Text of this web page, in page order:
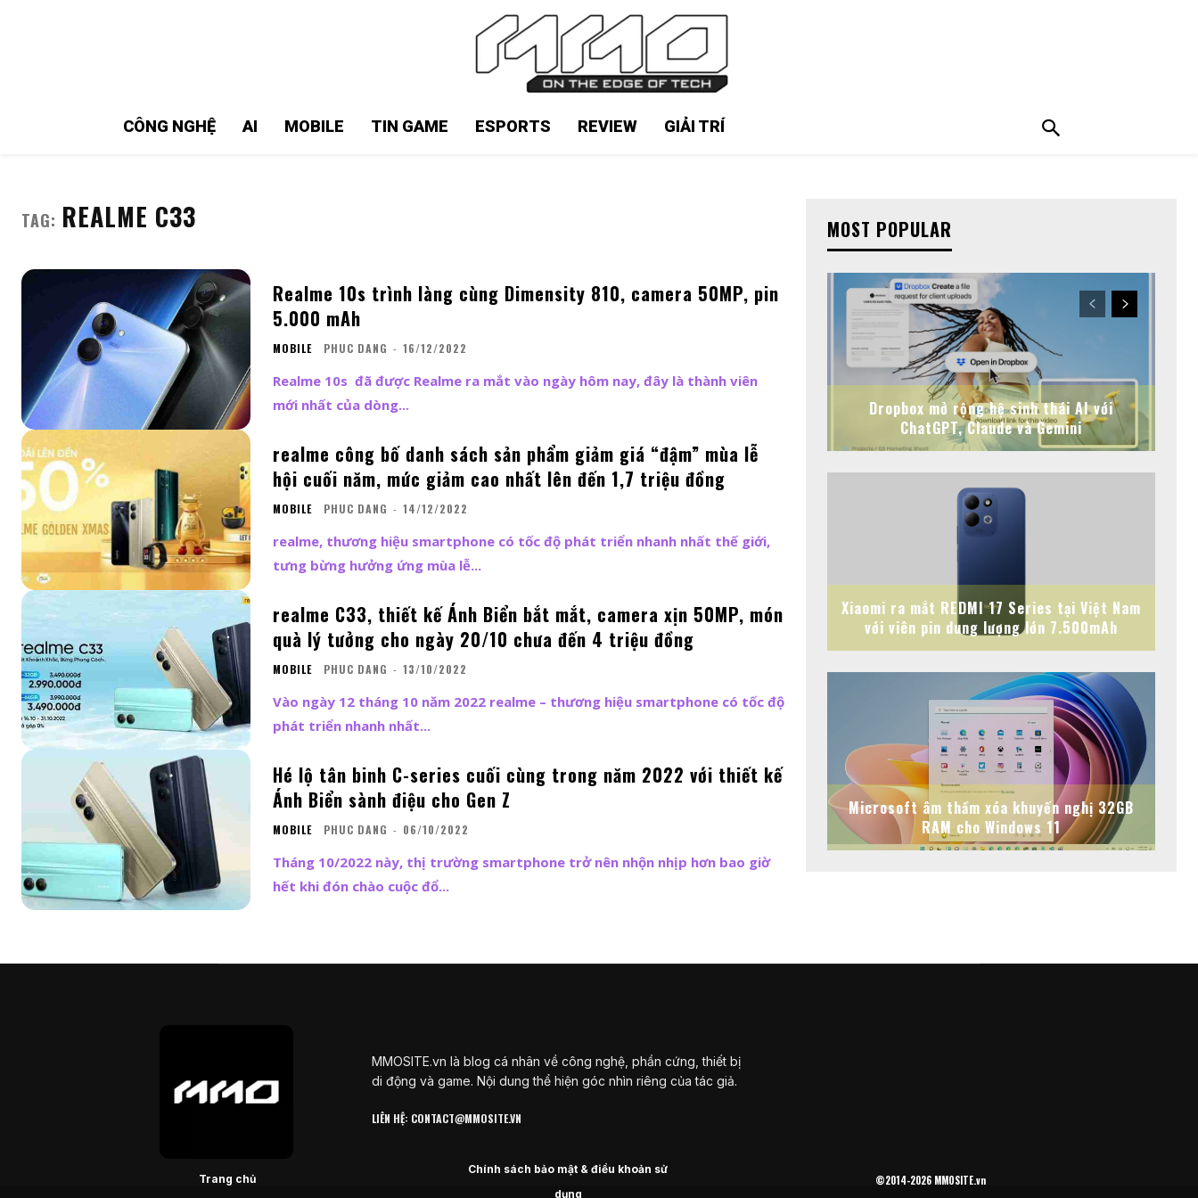
CÔNG NGHỆ AI MOBILE TIN GAME ESPORTS REVIEW GIẢI TRÍ
TAG: REALME C33
Realme 10s trình làng cùng Dimensity 810, camera 50MP, pin
5.000 mAh
MOBILE PHUC DANG - 16/12/2022
Realme 10s đã được Realme ra mắt vào ngày hôm nay, đây là thành viên
mới nhất của dòng...
realme công bố danh sách sản phẩm giảm giá “đậm” mùa lễ
hội cuối năm, mức giảm cao nhất lên đến 1,7 triệu đồng
MOBILE PHUC DANG - 14/12/2022
realme, thương hiệu smartphone có tốc độ phát triển nhanh nhất thế giới,
tưng bừng hưởng ứng mùa lễ...
realme C33, thiết kế Ánh Biển bắt mắt, camera xịn 50MP, món
quà lý tưởng cho ngày 20/10 chưa đến 4 triệu đồng
MOBILE PHUC DANG - 13/10/2022
Vào ngày 12 tháng 10 năm 2022 realme – thương hiệu smartphone có tốc độ
phát triển nhanh nhất...
Hé lộ tân binh C-series cuối cùng trong năm 2022 với thiết kế
Ánh Biển sành điệu cho Gen Z
MOBILE PHUC DANG - 06/10/2022
Tháng 10/2022 này, thị trường smartphone trở nên nhộn nhịp hơn bao giờ
hết khi đón chào cuộc đổ...
MOST POPULAR
Dropbox mở rộng hệ sinh thái AI với
ChatGPT, Claude và Gemini
Xiaomi ra mắt REDMI 17 Series tại Việt Nam
với viên pin dung lượng lớn 7.500mAh
Microsoft âm thầm xóa khuyến nghị 32GB
RAM cho Windows 11
MMOSITE.vn là blog cá nhân về công nghệ, phần cứng, thiết bị
di động và game. Nội dung thể hiện góc nhìn riêng của tác giả.
LIÊN HỆ: CONTACT@MMOSITE.VN
Trang chủ
Chính sách bảo mật & điều khoản sử
dụng
©2014-2026 MMOSITE.vn